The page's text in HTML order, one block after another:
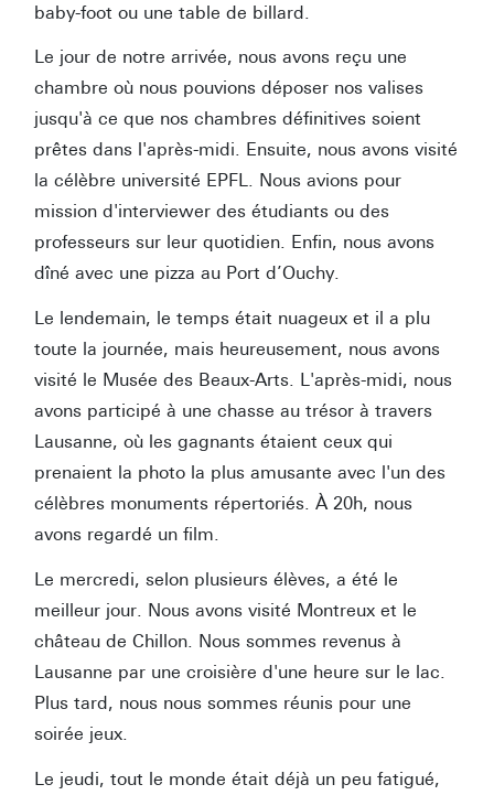
baby-foot ou une table de billard.
Le jour de notre arrivée, nous avons reçu une
chambre où nous pouvions déposer nos valises
jusqu'à ce que nos chambres définitives soient
prêtes dans l'après-midi. Ensuite, nous avons visité
la célèbre université EPFL. Nous avions pour
mission d'interviewer des étudiants ou des
professeurs sur leur quotidien. Enfin, nous avons
dîné avec une pizza au Port d’Ouchy.
Le lendemain, le temps était nuageux et il a plu
toute la journée, mais heureusement, nous avons
visité le Musée des Beaux-Arts. L'après-midi, nous
avons participé à une chasse au trésor à travers
Lausanne, où les gagnants étaient ceux qui
prenaient la photo la plus amusante avec l'un des
célèbres monuments répertoriés. À 20h, nous
avons regardé un film.
Le mercredi, selon plusieurs élèves, a été le
meilleur jour. Nous avons visité Montreux et le
château de Chillon. Nous sommes revenus à
Lausanne par une croisière d'une heure sur le lac.
Plus tard, nous nous sommes réunis pour une
soirée jeux.
Le jeudi, tout le monde était déjà un peu fatigué,